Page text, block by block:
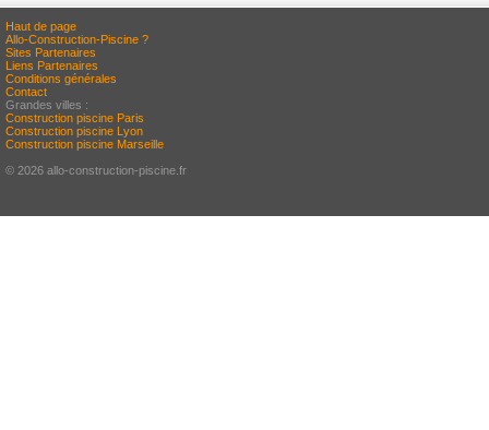
Haut de page
Allo-Construction-Piscine ?
Sites Partenaires
Liens Partenaires
Conditions générales
Contact
Grandes villes :
Construction piscine Paris
Construction piscine Lyon
Construction piscine Marseille
© 2026 allo-construction-piscine.fr